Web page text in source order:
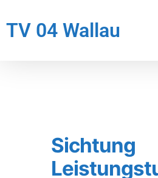
TV 04 Wallau
Sichtung